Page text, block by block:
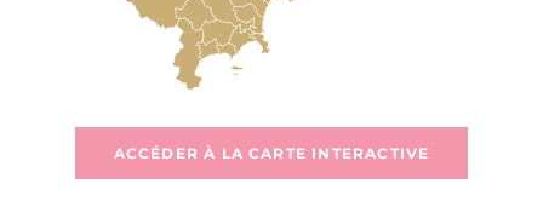
ACCÉDER À LA CARTE INTERACTIVE